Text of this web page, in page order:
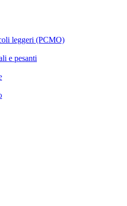
leggeri (PCMO)
e pesanti